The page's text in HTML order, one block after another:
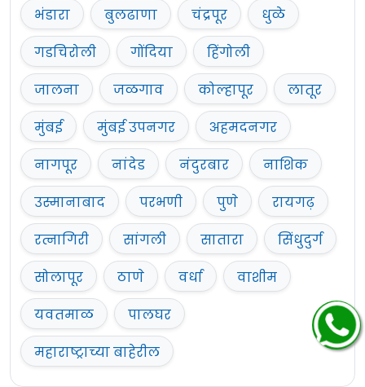
भंडारा
बुलढाणा चंद्रपूर
धुळे
गडचिरोली
गोंदिया
हिंगोली
जालना
जळगाव कोल्हापूर
लातूर
मुंबई
मुंबई उपनगर
अहमदनगर
नागपूर
नांदेड नंदुरबार
नाशिक
उस्मानाबाद
परभणी पुणे
रायगढ़
रत्नागिरी
सांगली सातारा
सिंधुदुर्ग
सोलापूर
ठाणे वर्धा
वाशीम
यवतमाळ
पालघर
महाराष्ट्राच्या बाहेरील